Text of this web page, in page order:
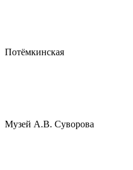
Потёмкинская
Музей А.В. Суворова